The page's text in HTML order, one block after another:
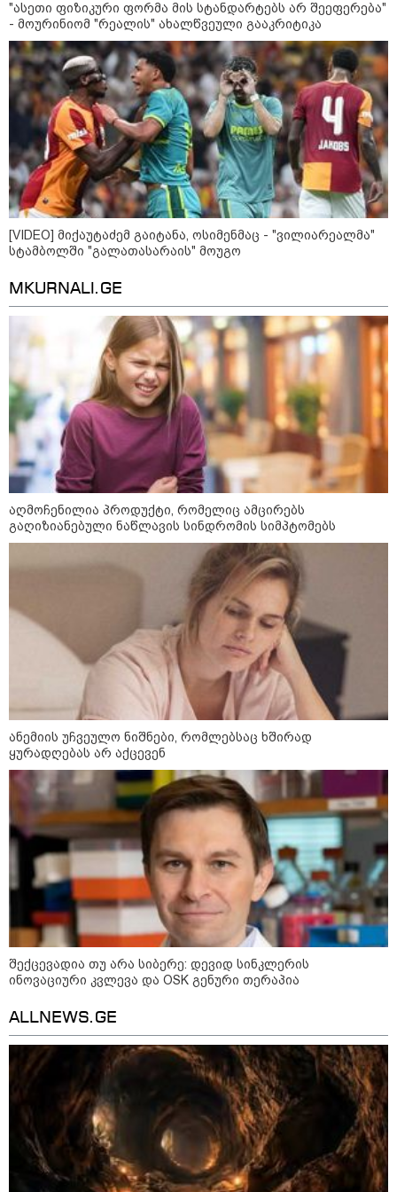
მორიგი თავდასხმა Wildberries-
ის საწყობზე - დრონებით
თავდასხმის შემდეგ, ტულას
ოლქში მდებარე საწყობში
ხანძარია
09:12 / 05-08-2026
14 გარდაცვლილი, 22
დაშავებული, მასშტაბური
ხანძარი - რუსეთმა კიევზე
იერიში ბალისტიკური
რაკეტებით მიიტანა
14:13 / 04-08-2026
ქარხანაზე - რა დეტალებია
ცნობილი
კატეგორიის ყველა სიახლე
კატეგორიები
9
აგვისტო
დღის ზოგადი
ასტროლოგიური
პროგნოზი
დადგომამდე
ფული ამ ზოდიაქოს ნიშნების
ხელში აღმოჩნდება: ვინ
გამდიდრდება?
"ასეთი ფიზიკური ფორმა მის სტანდარტებს არ შეეფერება"
- მოურინიომ "რეალის" ახალწვეული გააკრიტიკა
[VIDEO] მიქაუტაძემ გაიტანა, ოსიმენმაც - "ვილიარეალმა"
სტამბოლში "გალათასარაის" მოუგო
MKURNALI.GE
აღმოჩენილია პროდუქტი, რომელიც ამცირებს
გაღიზიანებული ნაწლავის სინდრომის სიმპტომებს
ანემიის უჩვეულო ნიშნები, რომლებსაც ხშირად
ყურადღებას არ აქცევენ
შექცევადია თუ არა სიბერე: დევიდ სინკლერის
ინოვაციური კვლევა და OSK გენური თერაპია
ALLNEWS.GE